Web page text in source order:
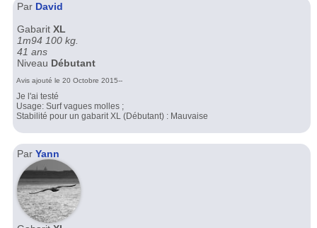
Par David
Gabarit XL
1m94 100 kg.
41 ans
Niveau Débutant
Avis ajouté le 20 Octobre 2015--
Je l'ai testé
Usage: Surf vagues molles ;
Stabilité pour un gabarit XL (Débutant) : Mauvaise
Par Yann